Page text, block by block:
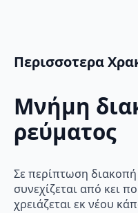
Περισσοτερα
Mνήμη
ρεύματος
Σε περίπτωση
συνεχίζεται από κει
χρειάζεται εκ νέου